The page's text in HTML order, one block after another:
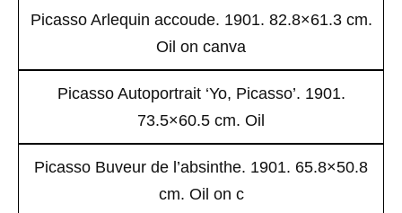
Picasso Arlequin accoude. 1901. 82.8×61.3 cm.
Oil on canva
Picasso Autoportrait ‘Yo, Picasso’. 1901.
73.5×60.5 cm. Oil
Picasso Buveur de l’absinthe. 1901. 65.8×50.8
cm. Oil on c